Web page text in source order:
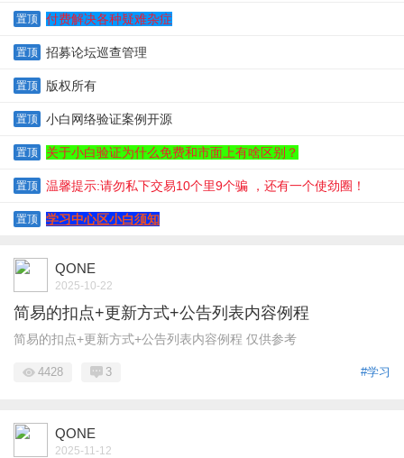
置顶 付费解决各种疑难杂症
置顶 招募论坛巡查管理
置顶 版权所有
置顶 小白网络验证案例开源
置顶 关于小白验证为什么免费和市面上有啥区别？
置顶 温馨提示:请勿私下交易10个里9个骗 ，还有一个使劲圈！
置顶 学习中心区小白须知
QONE
2025-10-22
简易的扣点+更新方式+公告列表内容例程
简易的扣点+更新方式+公告列表内容例程 仅供参考
#学习
4428 3
QONE
2025-11-12